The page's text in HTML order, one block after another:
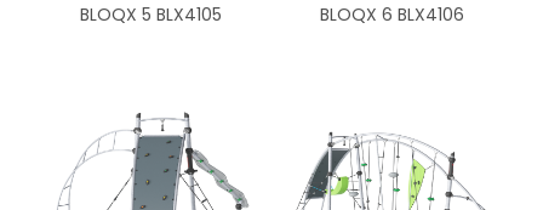
BLOQX 5 BLX4105 BLOQX 6 BLX4106